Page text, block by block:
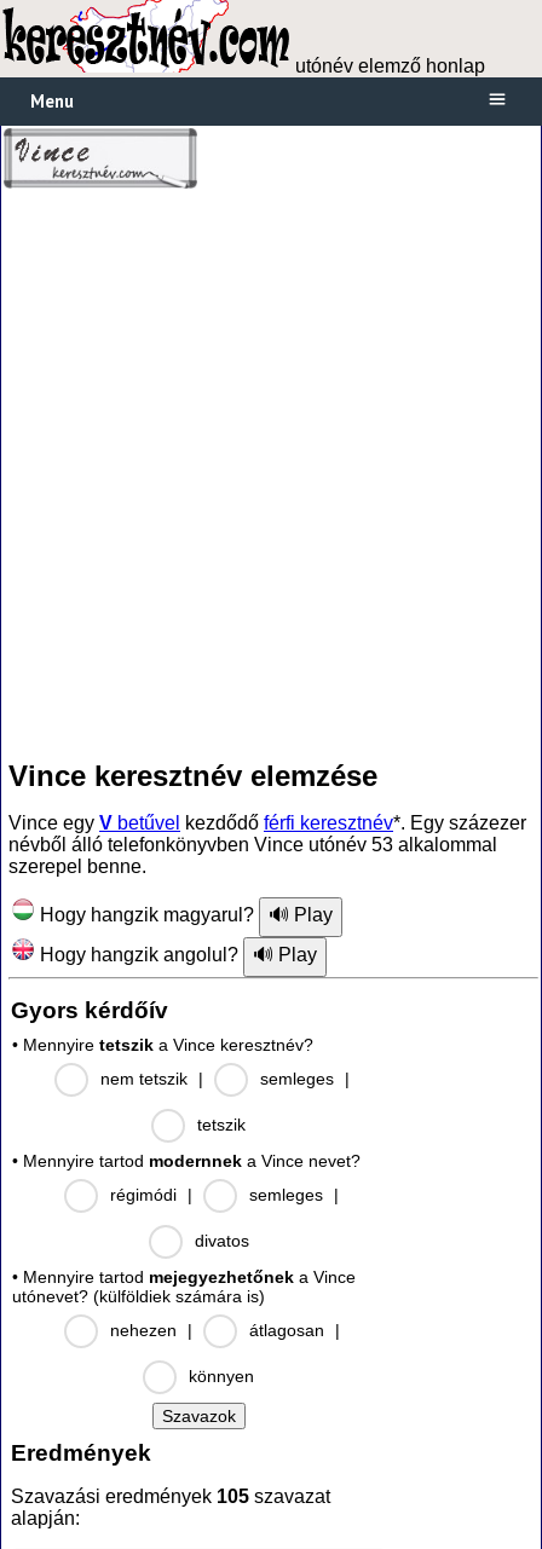
utónév elemző honlap
Menu
Vince keresztnév elemzése
Vince egy V betűvel kezdődő férfi keresztnév*. Egy százezer
névből álló telefonkönyvben Vince utónév 53 alkalommal
szerepel benne.
Hogy hangzik magyarul?
Hogy hangzik angolul?
Gyors kérdőív
• Mennyire tetszik a Vince keresztnév?
nem tetszik
| semleges |
tetszik
• Mennyire tartod modernnek a Vince nevet?
régimódi
| semleges |
divatos
• Mennyire tartod mejegyezhetőnek a Vince
utónevet? (külföldiek számára is)
nehezen
| átlagosan |
könnyen
Eredmények
Szavazási eredmények 105 szavazat
alapján: